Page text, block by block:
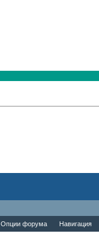
Опции форума Навигация